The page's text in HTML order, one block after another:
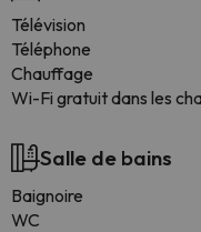
Télévision
Téléphone
Chauffage
Wi-Fi gratuit dans les
Salle de bains
Baignoire
WC